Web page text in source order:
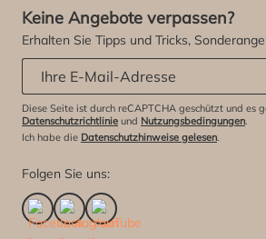
Keine Angebote verpassen?
Erhalten Sie Tipps und Tricks,
Diese Seite ist durch reCAPTCHA geschützt und es
Datenschutzrichtlinie und Nutzungsbedingungen.
Ich habe die Datenschutzhinweise gelesen.
Folgen Sie uns: